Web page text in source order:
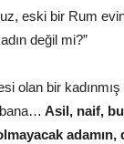
eski bir Rum
değil mi?”
olan bir
bana… Asil, naif,
adamın,